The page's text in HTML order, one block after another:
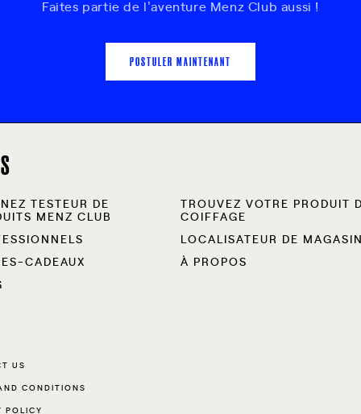
Faites partie de l'aventure Menz Club aussi !
POSTULER MAINTENANT
TESTEUR DE
MENZ CLUB
TROUVEZ VOTRE PRODUIT
COIFFAGE
LOCALISATEUR DE
CADEAUX
À PROPOS
US
CONDITIONS
POLICY